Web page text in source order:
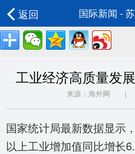
返回 国际新闻 -
工业经济高质量发
来源：海外网 |
国家统计局最新数据显示
以上工业增加值同比增长